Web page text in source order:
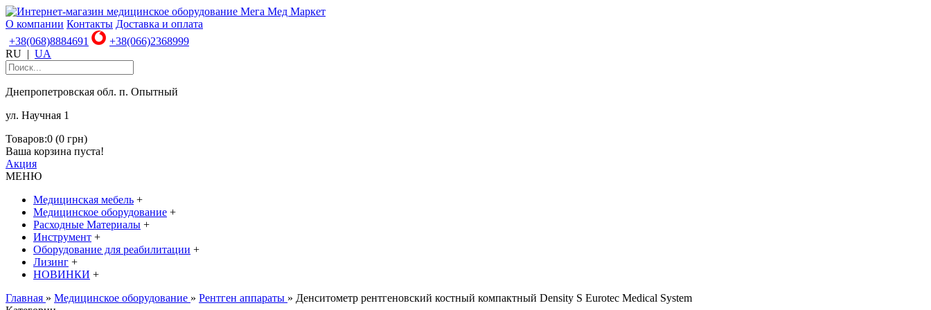
О компании Контакты Доставка и оплата
+38(068)8884691
+38(066)2368999
RU | UA
Днепропетровская обл. п. Опытный
ул. Научная 1
Товаров:0 (0 грн)
Ваша корзина пуста!
Акция
МЕНЮ
Медицинская мебель +
Медицинское оборудование +
Расходные Материалы +
Инструмент +
Оборудование для реабилитации +
Лизинг +
НОВИНКИ +
Главная » Медицинское оборудование » Рентген аппараты » Денситометр рентгеновский костный компактный Density S Eurotec Medical System